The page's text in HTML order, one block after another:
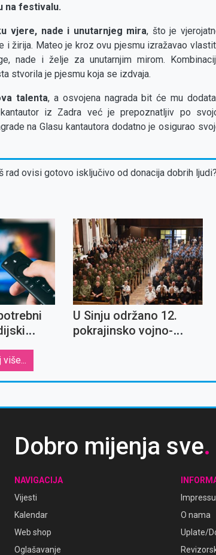
na festivalu.
vjere, nade i unutarnjeg mira, što je
žirija. Mateo je kroz ovu pjesmu izražavao
nade i želje za unutarnjim mirom.
stvorila je pjesmu koja se izdvaja.
talenta, a osvojena nagrada bit će mu
iz Zadra već je prepoznatljiv po
na Glasu kantautora dodatno je osigurao
ovisi gotovo isključivo od donacija dobrih ljudi?
U Sinju održano 12.
pokrajinsko vojno-
više...
Dobro mijenja sve.
NAVIGACIJA
Vijesti
Kalendar
Web shop
Oglašavanje
O nama
Uplate/